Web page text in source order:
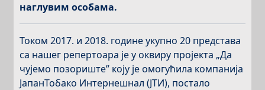
наглувим особама.
Током 2017. и 2018. године укупно 20 представа
са нашег репертоара је у оквиру пројекта „Да
чујемо позориште” коју је омогућила компанија
ЈапанТобако Интернешнал (ЈТИ), постало